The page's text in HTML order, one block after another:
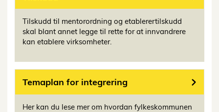
Tilskudd til mentorordning og etablerertilskudd
skal blant annet legge til rette for at innvandrere
kan etablere virksomheter.
Temaplan for integrering
Her kan du lese mer om hvordan fylkeskommunen